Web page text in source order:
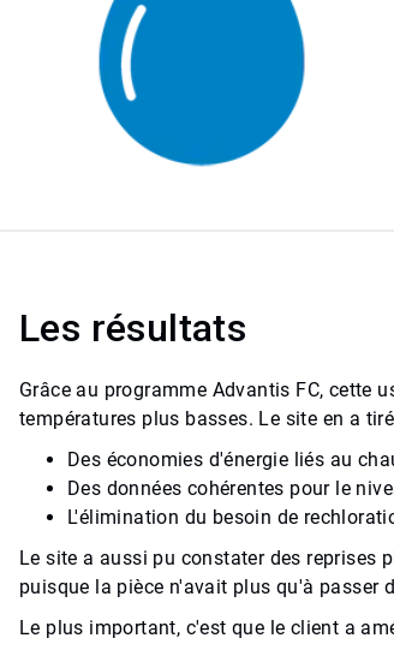
Les résultats
Grâce au programme Advantis FC, cette
températures plus basses. Le site en a
Des économies d'énergie liés au
Des données cohérentes pour le
L'élimination du besoin de
Le site a aussi pu constater des reprises
puisque la pièce n'avait plus qu'à passer
Le plus important, c'est que le client a